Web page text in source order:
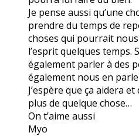
Je pense aussi qu’une
prendre du temps de
choses qui pourrait
l’esprit quelques temps.
également parler à des
également nous en
J’espère que ça aidera
plus de quelque chose…
On t’aime aussi
Myo